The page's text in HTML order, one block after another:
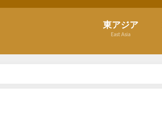
東アジア
East Asia